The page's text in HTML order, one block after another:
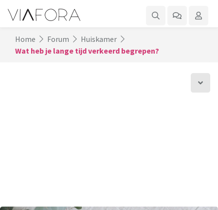
Home Forum
Huiskamer
Wat heb je lange tijd verkeerd begrepen?